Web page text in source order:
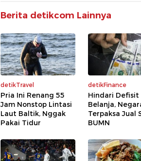
Berita detikcom Lainnya
detikTravel
Pria Ini Renang 55
Jam Nonstop Lintasi
Laut Baltik, Nggak
Pakai Tidur
detikFinance
Hindari Defisit
Belanja,
Terpaksa Jual
BUMN